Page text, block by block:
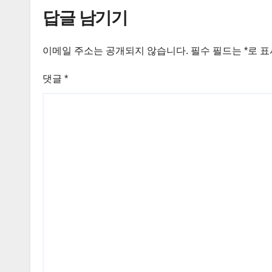
답글 남기기
이메일 주소는 공개되지 않습니다. 필수 필드는 *로
댓글 *